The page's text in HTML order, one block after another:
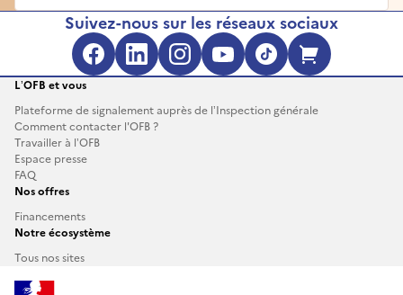
Suivez-nous sur les réseaux sociaux
Facebook (s'ouvre dans une
LinkedIn (s'ouvre dans
Instagram (s'ouvre
YouTube
TikTok
L’OFB et vous
Plateforme de signalement auprès de l’Inspection générale
Comment contacter l'OFB ?
Travailler à l’OFB
Espace presse
FAQ
Nos offres
Financements
Notre écosystème
Tous nos sites